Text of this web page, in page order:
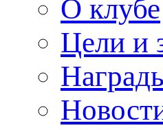
О клубе
Цели и